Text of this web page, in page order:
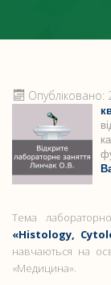
Опубліковано:
Тема
«Histology,
навчаються на
«Медицина».